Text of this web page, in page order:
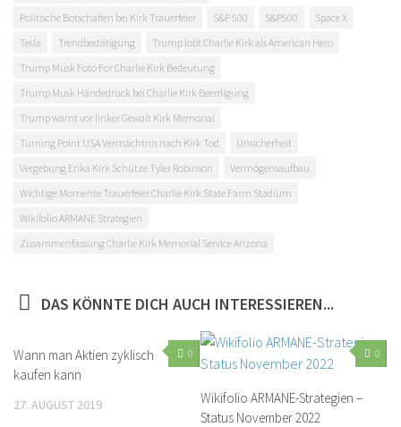
Politische Botschaften bei Kirk Trauerfeier
S&P 500 S&P500
Space X
Tesla
Trendbestätigung
Trump lobt Charlie Kirk als American Hero
Trump Musk Foto For Charlie Kirk Bedeutung
Trump Musk Händedruck bei Charlie Kirk Beerdigung
Trump warnt vor linker Gewalt Kirk Memorial
Turning Point USA Vermächtnis nach Kirk Tod
Unsicherheit
Vergebung Erika Kirk Schütze Tyler Robinson
Vermögensaufbau
Wichtige Momente Trauerfeier Charlie Kirk State Farm Stadium
Wikifolio ARMANE Strategien
Zusammenfassung Charlie Kirk Memorial Service Arizona
DAS KÖNNTE DICH AUCH INTERESSIEREN...
0
Wann man Aktien zyklisch
kaufen kann
27. AUGUST 2019
0
Wikifolio ARMANE-Strategien –
Status November 2022